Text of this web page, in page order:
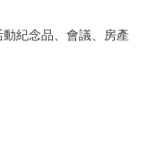
紀念品、會議、房產